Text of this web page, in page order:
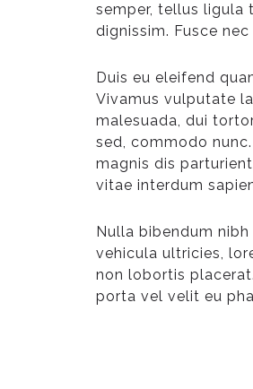
semper, tellus ligula
dignissim. Fusce
Duis eu eleifend
Vivamus vulputate
malesuada, dui
sed, commodo
magnis dis
vitae interdum
Nulla bibendum
vehicula ultricies,
non lobortis
porta vel velit eu